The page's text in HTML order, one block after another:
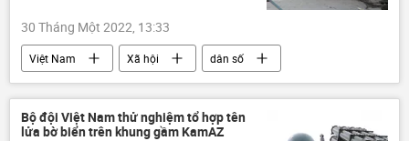
30 Tháng Một 2022, 13:33
Việt Nam Xã hội
dân số
Đảng Cộng sản Việt Nam
Bộ đội Việt Nam thử nghiệm tổ hợp tên
lửa bờ biển trên khung gầm KamAZ